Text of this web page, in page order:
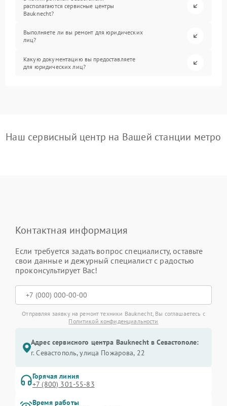
располагаются сервисные центры
Bauknecht?
Выполняете ли вы ремонт для юридических
лиц?
Какую документацию вы предоставляете
для юридических лиц?
Наш сервисный центр на Вашей станции метро
Контактная информация
Если требуется задать вопрос специалисту, оставьте
свои данные и дежурный специалист с радостью
проконсультирует Вас!
Отправляя заявку на ремонт техники Bauknecht, Вы соглашаетесь с
Политикой конфиденциальности
Адрес сервисного центра Bauknecht в Севастополе:
г. Севастополь, улица Пожарова, 22
Горячая линия
+7 (800) 301-55-83
Время работы